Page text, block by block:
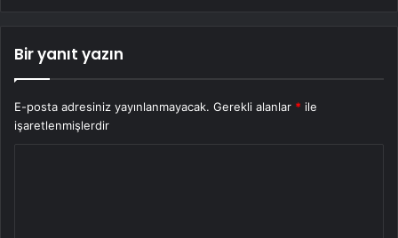
Bir yanıt yazın
E-posta adresiniz yayınlanmayacak. Gerekli alanlar * ile
işaretlenmişlerdir